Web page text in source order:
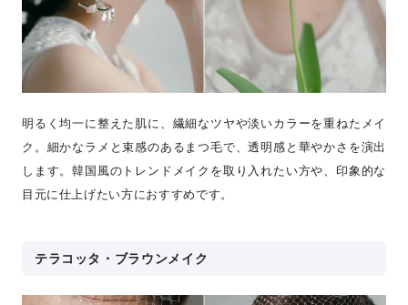
明るく均一に整えた肌に、繊細なツヤや淡いカラーを重ねたメイ
ク。細かなラメと束感のあるまつ毛で、透明感と華やかさを演出
します。韓国風のトレンドメイクを取り入れたい方や、印象的な
目元に仕上げたい方におすすめです。
テラコッタ・ブラウンメイク